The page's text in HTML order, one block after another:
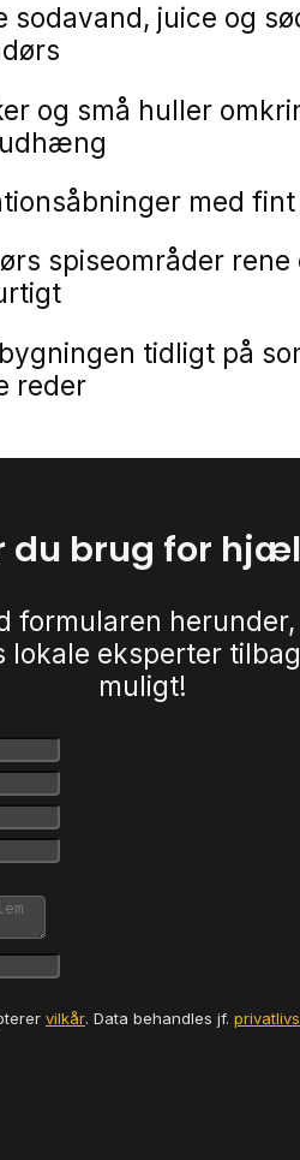
sodavand, juice og
og små huller
med
spiseområder
tidligt på
reder
du brug for
formularen
lokale eksperter
muligt!
vilkår. Data behandles jf.